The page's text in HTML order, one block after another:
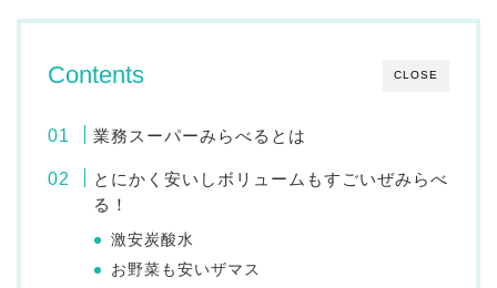
CLOSE
Contents
業務スーパーみらべるとは
とにかく安いしボリュームもすごいぜみらべ
る！
激安炭酸水
お野菜も安いザマス